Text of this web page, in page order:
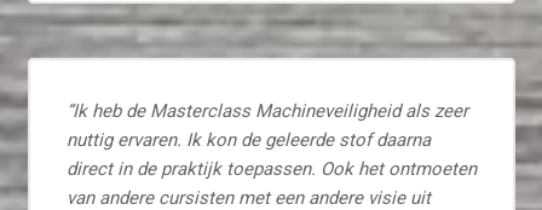
“Ik heb de Masterclass Machineveiligheid als zeer
nuttig ervaren. Ik kon de geleerde stof daarna
direct in de praktijk toepassen. Ook het ontmoeten
van andere cursisten met een andere visie uit